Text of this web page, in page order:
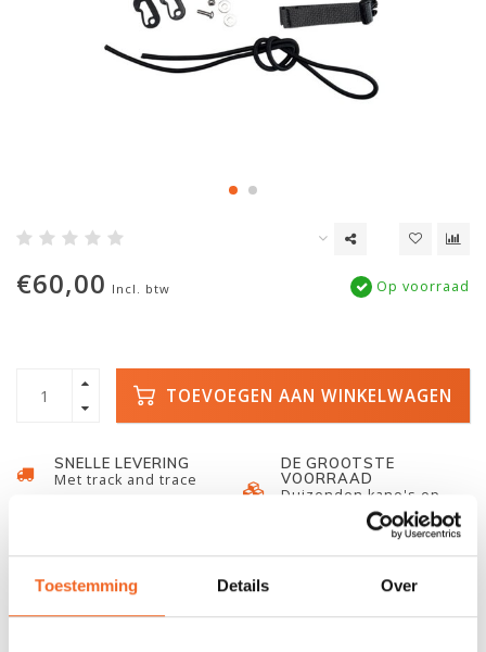
Toestemming Details Over
€60,00 Incl. btw Op voorraad
TOEVOEGEN AAN WINKELWAGEN
SNELLE LEVERING
Met track and trace
DE GROOTSTE
VOORRAAD
Duizenden kano's op
Beoordeling 4,8/5
MOGELIJKHEID
locatie